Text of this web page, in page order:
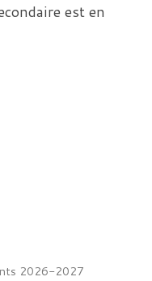
est en
2026-2027